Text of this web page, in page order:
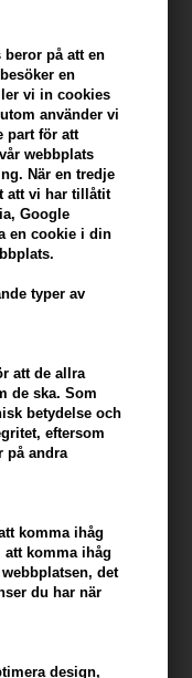
beror på att en
en
vi in ​​cookies
använder vi
part för att
webbplats
När en tredje
att vi har tillåtit
Google
en cookie i din
typer av
att de allra
de ska. Som
betydelse och
eftersom
på andra
komma ihåg
komma ihåg
det
du har när
design,
artikel - Visa mitt
FRI FRAKT 499 SEK
hårfibrer i färgen vit
dölja håravfall. Toppik
tjockare. Toppik är
hjälp av statisk
är tillverkad av
redan finns i håret.
Fibers White
densitet och fyllighet
fästet i håret